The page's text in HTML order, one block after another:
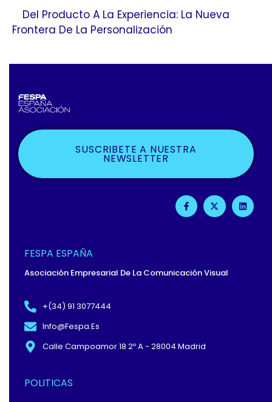
Del Producto A La Experiencia: La Nueva
Frontera De La Personalización
SUSCRIBETE A NUESTRA
NEWSLETTER
F
A
C
F
X
-
T
L
I
N
FESPA ESPAÑA
Asociación Empresarial De La Comunicación Visual
+(34) 91 3077444
Info@fespa.es
Calle Campoamor 18 2º A - 28004 Madrid
POLITICAS